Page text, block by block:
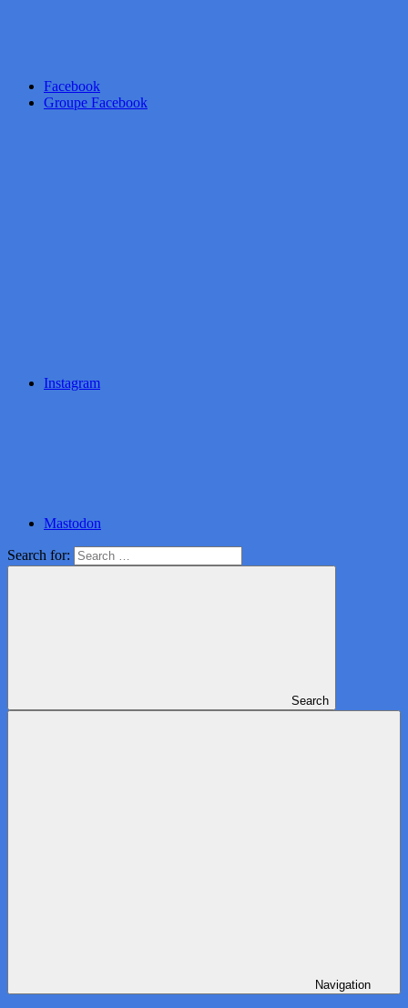
Facebook
Groupe Facebook
Instagram
Mastodon
Search for:
Search
Navigation